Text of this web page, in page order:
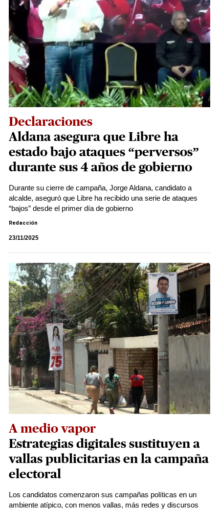
Declaraciones
Aldana asegura que Libre ha
estado bajo ataques “perversos”
durante sus 4 años de gobierno
Durante su cierre de campaña, Jorge Aldana, candidato a
alcalde, aseguró que Libre ha recibido una serie de ataques
“bajos” desde el primer día de gobierno
Redacción
23/11/2025
A medio vapor
Estrategias digitales sustituyen a
vallas publicitarias en la campaña
electoral
Los candidatos comenzaron sus campañas políticas en un
ambiente atípico, con menos vallas, más redes y discursos